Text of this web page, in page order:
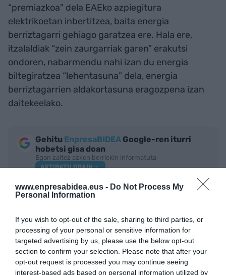
www.enpresabidea.eus - Do Not Process My
Personal Information
If you wish to opt-out of the sale, sharing to third parties, or
processing of your personal or sensitive information for
targeted advertising by us, please use the below opt-out
section to confirm your selection. Please note that after your
opt-out request is processed you may continue seeing
interest-based ads based on personal information utilized by
“premiazkoa” dela EAEko azpiegitura
elektrikoetan inbertitzea, baita energia
berriztagarri gehiago garatzea ere. Hala ere,
itzalaldiak “zein zaurgarriak garen” erakutsi
ondoren, nabarmendu nahi izan du energia
biltegiratzea “lehentasuna” dela, energia
berriztagarrien aldakortasuna eragozpena izan
daitekeelako.
Gehitu EnpresaBIDEA Google-ren iturri
hobetsi gisa doan
Egon zaitez azken berriekin informatuta
AKTIBATU ORAIN